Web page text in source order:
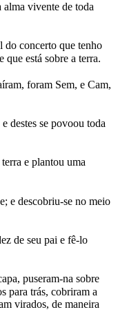
alma vivente de toda
do concerto que tenho
que está sobre a terra.
foram Sem, e Cam,
destes se povoou toda
e plantou uma
e descobriu-se no meio
de seu pai e fê-lo
puseram-na sobre
para trás, cobriram a
virados, de maneira